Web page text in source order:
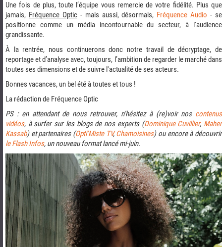
Une fois de plus, toute l’équipe vous remercie de votre fidélité. Plus que
jamais, Fréquence Optic- mais aussi, désormais, Fréquence Audio - se
positionne comme un média incontournable du secteur, à l'audience
grandissante.
À la rentrée, nous continuerons donc notre travail de décryptage, de
reportage et d’analyse avec, toujours, l’ambition de regarder le marché dans
toutes ses dimensions et de suivre l'actualité de ses acteurs.
Bonnes vacances, un bel été à toutes et tous !
La rédaction de Fréquence Optic
PS : en attendant de nous retrouver, n’hésitez à (re)voir nos contenus
vidéos, à surfer sur les blogs de nos experts (Dominique Cuvillier, Maher
Kassab) et partenaires (Opti’Miste TV,Chamoisines) ou encore à découvrir
le Flash Infos, un nouveau format lancé mi-juin.